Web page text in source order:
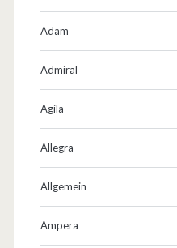
Adam
Admiral
Agila
Allegra
Allgemein
Ampera